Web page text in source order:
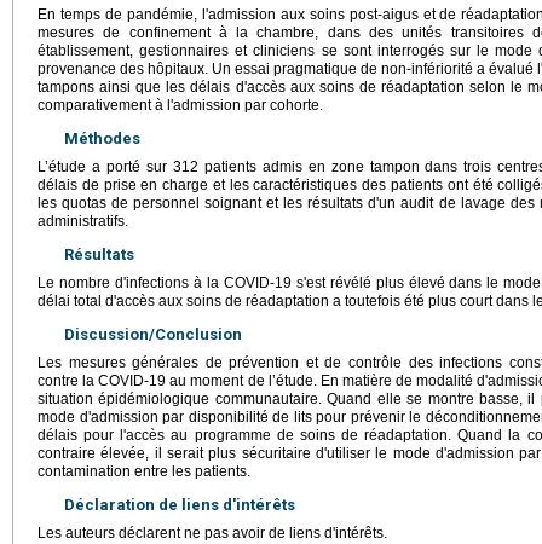
En temps de pandémie, l'admission aux soins post-aigus et de
mesures de confinement à la chambre, dans des unités transitoires
établissement, gestionnaires et cliniciens se sont interrogés sur le
provenance des hôpitaux. Un essai pragmatique de non-infériorité a évalué
tampons ainsi que les délais d'accès aux soins de réadaptation selon le
comparativement à l'admission par cohorte.
Méthodes
L’étude a porté sur 312 patients admis en zone tampon dans trois
délais de prise en charge et les caractéristiques des patients ont été
les quotas de personnel soignant et les résultats d'un audit de lavage
administratifs.
Résultats
Le nombre d'infections à la COVID-19 s'est révélé plus élevé dans le
délai total d'accès aux soins de réadaptation a toutefois été plus court dans
Discussion/Conclusion
Les mesures générales de prévention et de contrôle des infections
contre la COVID-19 au moment de l’étude. En matière de modalité
situation épidémiologique communautaire. Quand elle se montre basse,
mode d'admission par disponibilité de lits pour prévenir le
délais pour l'accès au programme de soins de réadaptation. Quand la
contraire élevée, il serait plus sécuritaire d'utiliser le mode d'admission
contamination entre les patients.
Déclaration de liens d'intérêts
Les auteurs déclarent ne pas avoir de liens d'intérêts.